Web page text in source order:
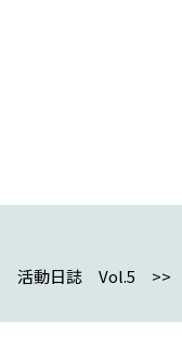
活動日誌 Vol.5 >>